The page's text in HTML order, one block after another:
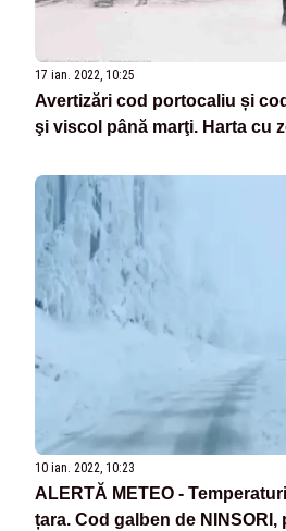
17 ian. 2022, 10:25
Avertizări cod portocaliu și
şi viscol până marţi. Harta cu
10 ian. 2022, 10:23
ALERTĂ METEO -
țara. Cod galben de NINSORI,